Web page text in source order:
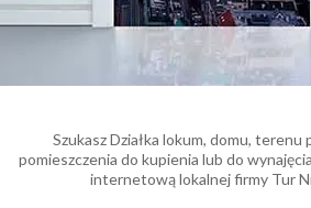
Szukasz Działka lokum, domu, terenu
pomieszczenia do kupienia lub do
internetową lokalnej firmy Tur